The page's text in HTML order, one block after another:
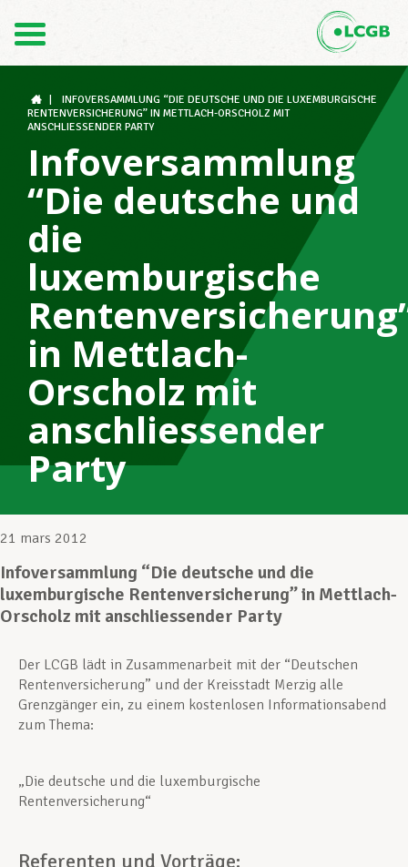
DE
Le LCGB
Structures syndicales
Assistance au Travail
Vos droits
Assistance en vie privée
Devenir Membre
Actualités
INFOVERSAMMLUNG “DIE DEUTSCHE UND DIE LUXEMBURGISCHE
RENTENVERSICHERUNG” IN METTLACH-ORSCHOLZ MIT
ANSCHLIESSENDER PARTY
Infoversammlung
“Die deutsche und
die
luxemburgische
in Mettlach-
Orscholz mit
anschliessender
Party
21 mars 2012
Infoversammlung “Die deutsche und die
luxemburgische Rentenversicherung” in Mettlach-
Orscholz mit anschliessender Party
Der LCGB lädt in Zusammenarbeit mit der “Deutschen
Rentenversicherung” und der Kreisstadt Merzig alle
Grenzgänger ein, zu einem kostenlosen Informationsabend
zum Thema:
„Die deutsche und die luxemburgische
Rentenversicherung“
Referenten und Vorträge: